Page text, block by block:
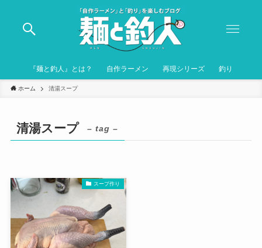
『麺と釣人』とは？ 自作ラーメン 再現シリーズ 釣り
ホーム 清湯スープ
清湯スープ – tag –
スープ作り